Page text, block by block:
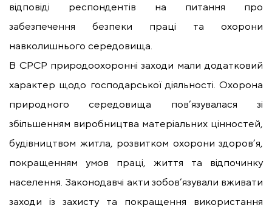
відповіді респондентів на питання про
забезпечення безпеки праці та охорони
навколишнього середовища.
В СРСР природоохоронні заходи мали додатковий
характер щодо господарської діяльності. Охорона
природного середовища пов’язувалася зі
збільшенням виробництва матеріальних цінностей,
будівництвом житла, розвитком охорони здоров’я,
покращенням умов праці, життя та відпочинку
населення. Законодавчі акти зобов’язували вживати
заходи із захисту та покращення використання